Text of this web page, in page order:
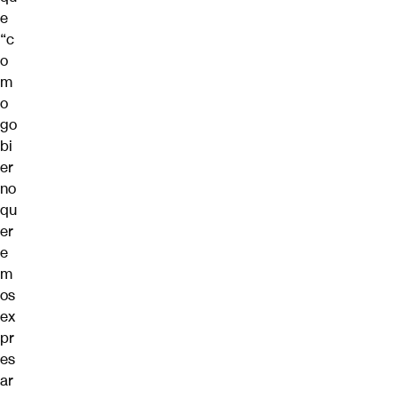
e
“c
o
m
o
go
bi
er
no
qu
er
e
m
os
ex
pr
es
ar